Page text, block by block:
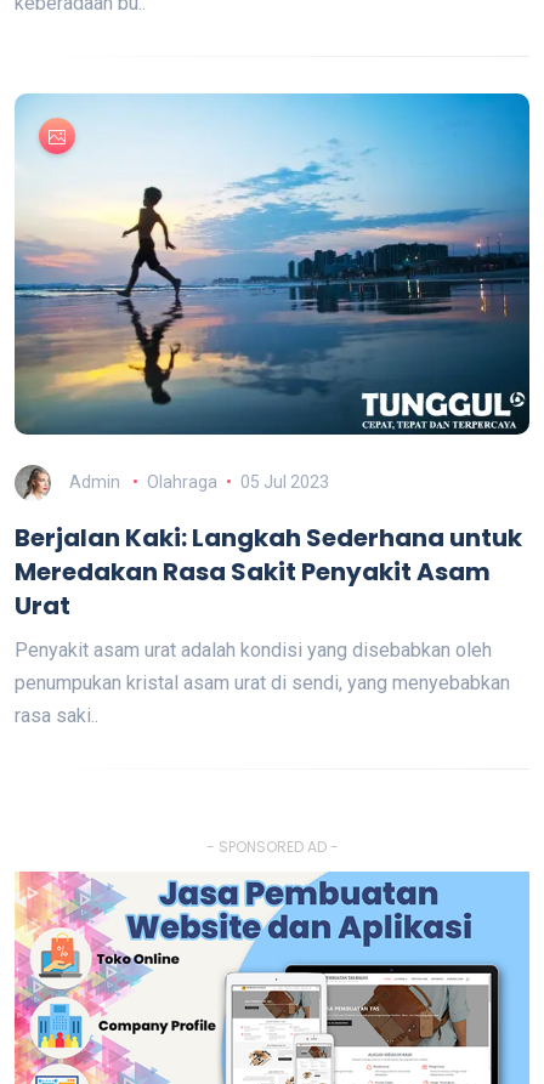
Admin Olahraga 05 Jul 2023
Berjalan Kaki: Langkah Sederhana untuk
Meredakan Rasa Sakit Penyakit Asam
Urat
Penyakit asam urat adalah kondisi yang disebabkan oleh
penumpukan kristal asam urat di sendi, yang menyebabkan
rasa saki..
- SPONSORED AD -